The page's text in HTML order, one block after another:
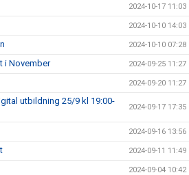
2024-10-17 11:03
2024-10-10 14:03
2024-10-10 07:28
i November 2024-09-25 11:27
2024-09-20 11:27
utbildning 25/9 kl 19:00-
2024-09-17 17:35
2024-09-16 13:56
2024-09-11 11:49
2024-09-04 10:42